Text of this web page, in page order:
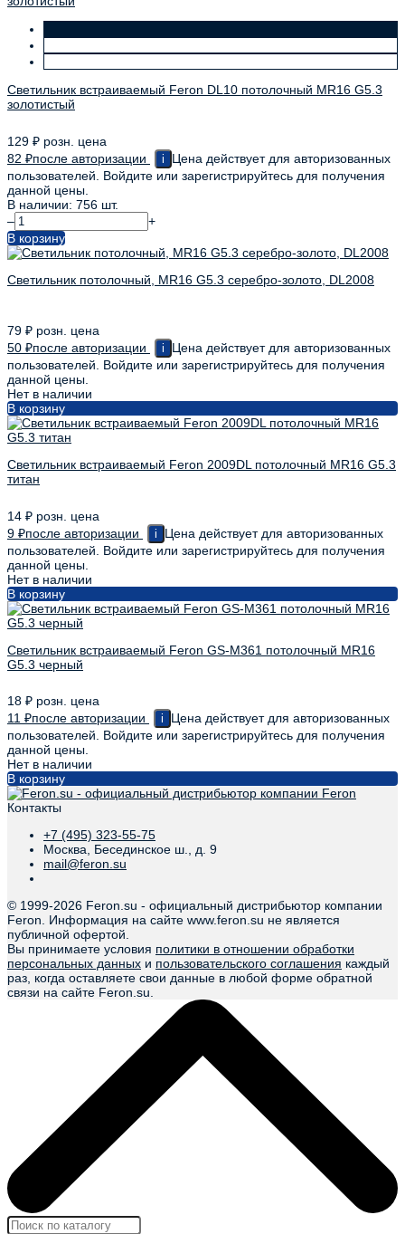
Светильник встраиваемый Feron DL10 потолочный MR16 G5.3
золотистый
129 ₽ розн. цена
82 ₽после авторизации i
Цена действует для авторизованных
пользователей. Войдите или зарегистрируйтесь для получения
данной цены.
В наличии: 756 шт.
–
+
В корзину
Светильник потолочный, MR16 G5.3 серебро-золото, DL2008
79 ₽ розн. цена
50 ₽после авторизации i
Цена действует для авторизованных
пользователей. Войдите или зарегистрируйтесь для получения
данной цены.
Нет в наличии
В корзину
Светильник встраиваемый Feron 2009DL потолочный MR16 G5.3
титан
14 ₽ розн. цена
9 ₽после авторизации i
Цена действует для авторизованных
пользователей. Войдите или зарегистрируйтесь для получения
данной цены.
Нет в наличии
В корзину
Светильник встраиваемый Feron GS-M361 потолочный MR16
G5.3 черный
18 ₽ розн. цена
11 ₽после авторизации i
Цена действует для авторизованных
пользователей. Войдите или зарегистрируйтесь для получения
данной цены.
Нет в наличии
В корзину
Контакты
+7 (495) 323-55-75
Москва, Бесединское ш., д. 9
mail@feron.su
© 1999-2026 Feron.su - официальный дистрибьютор компании
Feron. Информация на сайте www.feron.su не является
публичной офертой.
Вы принимаете условия политики в отношении обработки
персональных данных и пользовательского соглашения каждый
раз, когда оставляете свои данные в любой форме обратной
связи на сайте Feron.su.